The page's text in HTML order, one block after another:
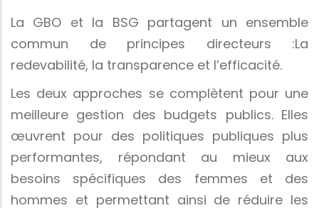
La GBO et la BSG partagent un ensemble
commun de principes directeurs :La
redevabilité, la transparence et l’efficacité.
Les deux approches se complètent pour une
meilleure gestion des budgets publics. Elles
œuvrent pour des politiques publiques plus
performantes, répondant au mieux aux
besoins spécifiques des femmes et des
hommes et permettant ainsi de réduire les